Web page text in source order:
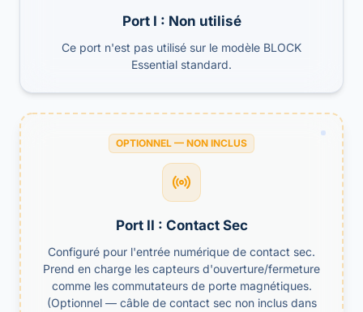
Port I : Non utilisé
Ce port n'est pas utilisé sur le modèle BLOCK
Essential standard.
OPTIONNEL — NON INCLUS
Port II : Contact Sec
Configuré pour l'entrée numérique de contact sec.
Prend en charge les capteurs d'ouverture/fermeture
comme les commutateurs de porte magnétiques.
(Optionnel — câble de contact sec non inclus dans